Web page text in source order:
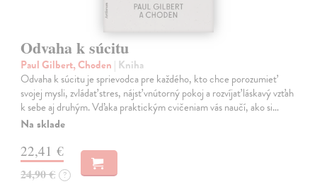
Odvaha k súcitu
Paul Gilbert, Choden | Kniha
Odvaha k súcitu je sprievodca pre každého, kto chce porozumieť
svojej mysli, zvládať stres, nájsť vnútorný pokoj a rozvíjať láskavý vzťah
k sebe aj druhým. Vďaka praktickým cvičeniam vás naučí, ako si…
Na sklade
22,41 €
24,90 € ?